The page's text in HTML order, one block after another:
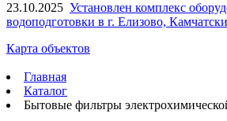
23.10.2025 Установлен комплекс
водоподготовки в г. Елизово,
Карта объектов
Главная
Каталог
Бытовые фильтры